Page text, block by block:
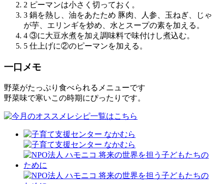
2 ピーマンは小さく切っておく。
3 鍋を熱し、油をあたため 豚肉、人参、玉ねぎ、じゃ
が芋、エリンギを炒め、水とスープの素を加える。
4 ③に大豆水煮を加え調味料で味付けし煮込む。
5 仕上げに②のピーマンを加える。
一口メモ
野菜がたっぷり食べられるメニューです
野菜味で寒いこの時期にぴったりです。